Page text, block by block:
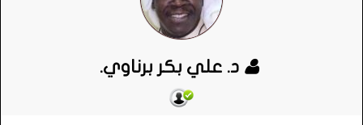
د. علي بكر برناوي.